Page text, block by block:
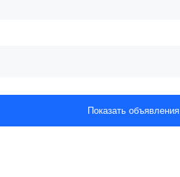
Показать объявления